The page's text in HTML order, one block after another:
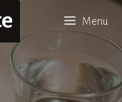
Menu